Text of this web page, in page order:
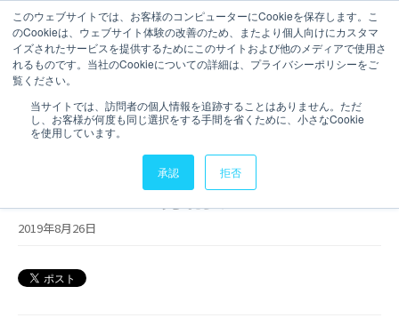
このウェブサイトでは、お客様のコンピューターにCookieを保存します。こ
のCookieは、ウェブサイト体験の改善のため、またより個人向けにカスタマ
イズされたサービスを提供するためにこのサイトおよび他のメディアで使用さ
れるものです。当社のCookieについての詳細は、プライバシーポリシーをご
覧ください。
当サイトでは、訪問者の個人情報を追跡することはありません。ただ
し、お客様が何度も同じ選択をする手間を省くために、小さなCookie
を使用しています。
承認 拒否
お問い合わせ
4 分で読むことができます。
Qlik Senseのデータ整形テク
ニック：1つのセルに複数のデ
ータが入っているときは
SubFieldで分割する
2019年8月26日